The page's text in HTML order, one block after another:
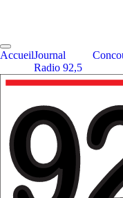
AccueilJournal
Radio 92,5